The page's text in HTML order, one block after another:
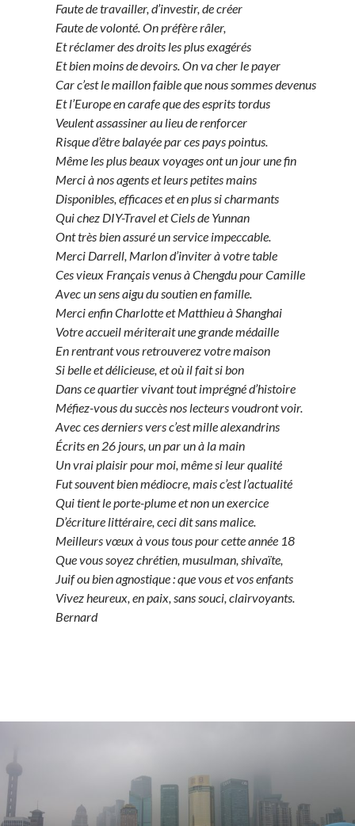
Faute de travailler, d’investir, de créer
Faute de volonté. On préfère râler,
Et réclamer des droits les plus exagérés
Et bien moins de devoirs. On va cher le payer
Car c’est le maillon faible que nous sommes devenus
Et l’Europe en carafe que des esprits tordus
Veulent assassiner au lieu de renforcer
Risque d’être balayée par ces pays pointus.
Même les plus beaux voyages ont un jour une fin
Merci à nos agents et leurs petites mains
Disponibles, efficaces et en plus si charmants
Qui chez DIY-Travel et Ciels de Yunnan
Ont très bien assuré un service impeccable.
Merci Darrell, Marlon d’inviter à votre table
Ces vieux Français venus à Chengdu pour Camille
Avec un sens aigu du soutien en famille.
Merci enfin Charlotte et Matthieu à Shanghai
Votre accueil mériterait une grande médaille
En rentrant vous retrouverez votre maison
Si belle et délicieuse, et où il fait si bon
Dans ce quartier vivant tout imprégné d’histoire
Méfiez-vous du succès nos lecteurs voudront voir.
Avec ces derniers vers c’est mille alexandrins
Écrits en 26 jours, un par un à la main
Un vrai plaisir pour moi, même si leur qualité
Fut souvent bien médiocre, mais c’est l’actualité
Qui tient le porte-plume et non un exercice
D’écriture littéraire, ceci dit sans malice.
Meilleurs vœux à vous tous pour cette année 18
Que vous soyez chrétien, musulman, shivaïte,
Juif ou bien agnostique : que vous et vos enfants
Vivez heureux, en paix, sans souci, clairvoyants.
Bernard